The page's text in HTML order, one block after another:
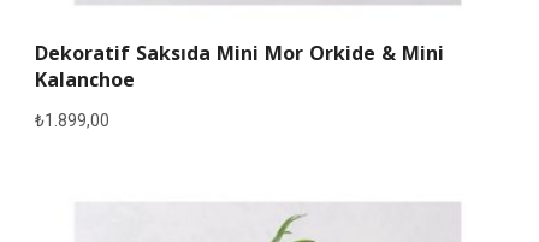
Dekoratif Saksıda Mini Mor Orkide & Mini
Kalanchoe
₺1.899,00